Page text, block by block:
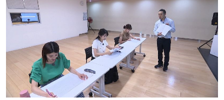
情報提供・お問い合わせ 利用規約
プライバシーポリシー
閉じる